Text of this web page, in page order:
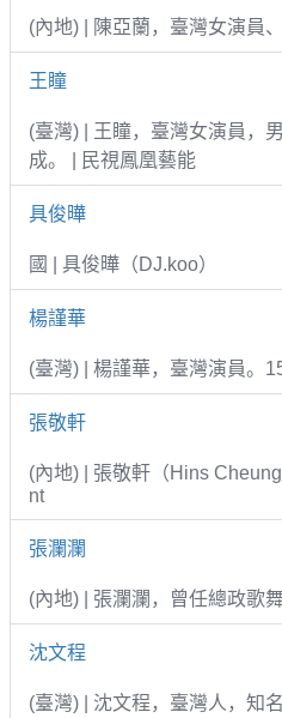
(內地) | 陳亞蘭，臺灣女演員
王瞳
(臺灣) | 王瞳，臺灣女演員，
成。 | 民視鳳凰藝能
具俊曄
國 | 具俊曄（DJ.koo）
楊謹華
(臺灣) | 楊謹華，臺灣演員。
張敬軒
(內地) | 張敬軒（Hins
nt
張瀾瀾
(內地) | 張瀾瀾，曾任總政歌
沈文程
(臺灣) | 沈文程，臺灣人，知